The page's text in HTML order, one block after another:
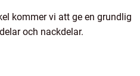
kommer vi att ge en grundlig
och nackdelar.